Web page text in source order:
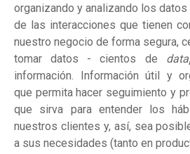
organizando y analizando los
de las interacciones que tienen
nuestro negocio de forma segura,
tomar datos - cientos de
información. Información útil y
que permita hacer seguimiento y
que sirva para entender los
nuestros clientes y, así, sea
a sus necesidades (tanto en